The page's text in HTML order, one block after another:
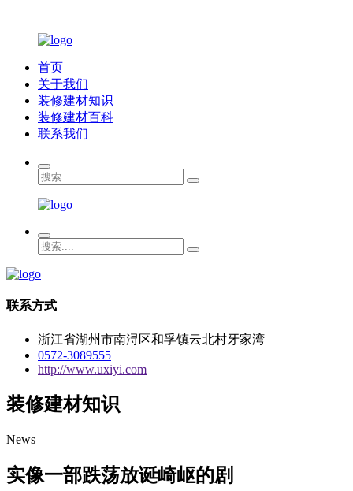
首页
关于我们
装修建材知识
装修建材百科
联系我们
联系方式
浙江省湖州市南浔区和孚镇云北村牙家湾
0572-3089555
http://www.uxiyi.com
装修建材知识
News
实像一部跌荡放诞崎岖的剧